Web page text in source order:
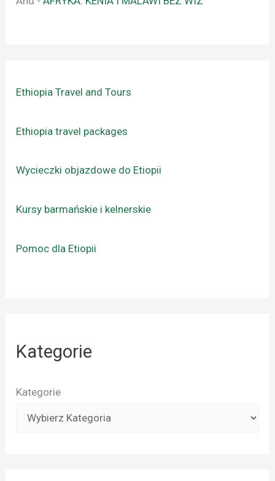
Ethiopia Travel and Tours
Ethiopia travel packages
Wycieczki objazdowe do Etiopii
Kursy barmańskie i kelnerskie
Pomoc dla Etiopii
Kategorie
Kategorie